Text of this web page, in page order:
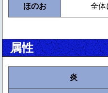
ほのお 全体
属性
炎